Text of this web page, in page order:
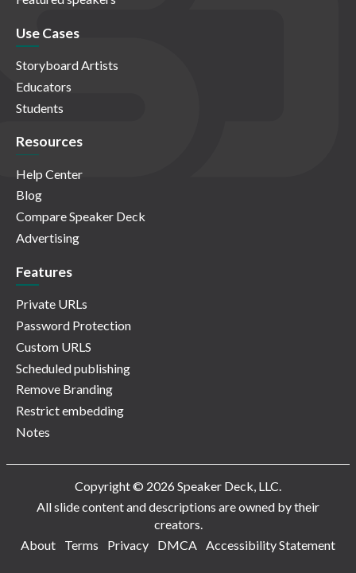
Use Cases
Storyboard Artists
Educators
Students
Resources
Help Center
Blog
Compare Speaker Deck
Advertising
Features
Private URLs
Password Protection
Custom URLS
Scheduled publishing
Remove Branding
Restrict embedding
Notes
Copyright © 2026 Speaker Deck, LLC.
All slide content and descriptions are owned by their
creators.
About
Terms Privacy DMCA Accessibility Statement